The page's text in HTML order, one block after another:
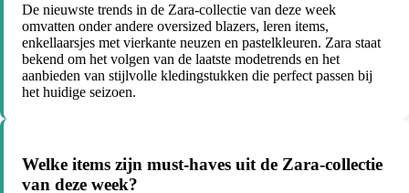
De nieuwste trends in de Zara-collectie van deze week
omvatten onder andere oversized blazers, leren items,
enkellaarsjes met vierkante neuzen en pastelkleuren. Zara staat
bekend om het volgen van de laatste modetrends en het
aanbieden van stijlvolle kledingstukken die perfect passen bij
het huidige seizoen.
Welke items zijn must-haves uit de Zara-collectie
van deze week?